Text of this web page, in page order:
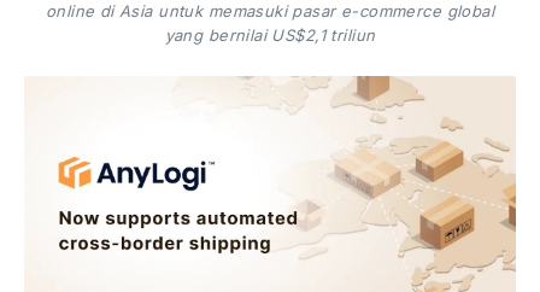
online di Asia untuk memasuki pasar e-commerce global
yang bernilai US$2,1 triliun